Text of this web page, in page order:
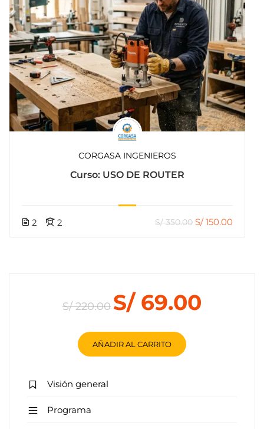
CORGASA INGENIEROS
Curso: USO DE ROUTER
2 2 S/ 350.00 S/ 150.00
S/ 220.00 S/ 69.00
AÑADIR AL CARRITO
Visión general
Programa